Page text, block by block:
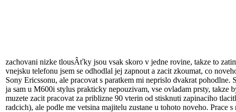
zachovani nizke tlousÂťky jsou vsak skoro v jedne rovine, takze to
vnejsku telefonu jsem se odhodlal jej zapnout a zacit zkoumat, co
Sony Ericssonu, ale pracovat s paratkem mi neprislo dvakrat
ja sam u M600i stylus prakticky nepouzivam, vse ovladam prsty, takze
muzete zacit pracovat za priblizne 90 vterin od stisknuti zapinaciho
radcich), ale podle me vetsina majitelu zustane u tohoto noveho.